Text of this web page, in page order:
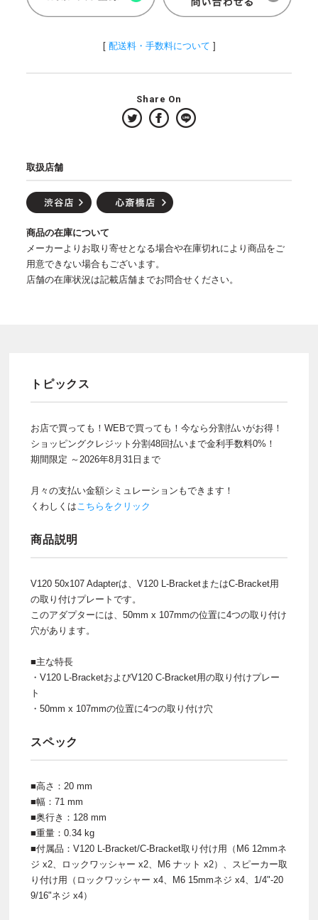
[ 配送料・手数料について ]
Share On
取扱店舗
商品の在庫について
メーカーよりお取り寄せとなる場合や在庫切れにより商品をご
用意できない場合もございます。
店舗の在庫状況は記載店舗までお問合せください。
トピックス
お店で買っても！WEBで買っても！今なら分割払いがお得！
ショッピングクレジット分割48回払いまで金利手数料0%！
期間限定 ～2026年8月31日まで
月々の支払い金額シミュレーションもできます！
くわしくはこちらをクリック
商品説明
V120 50x107 Adapterは、V120 L-BracketまたはC-Bracket用
の取り付けプレートです。
このアダプターには、50mm x 107mmの位置に4つの取り付け
穴があります。
■主な特長
・V120 L-BracketおよびV120 C-Bracket用の取り付けプレー
ト
・50mm x 107mmの位置に4つの取り付け穴
スペック
■高さ：20 mm
■幅：71 mm
■奥行き：128 mm
■重量：0.34 kg
■付属品：V120 L-Bracket/C-Bracket取り付け用（M6 12mmネ
ジ x2、ロックワッシャー x2、M6 ナット x2）、スピーカー取
り付け用（ロックワッシャー x4、M6 15mmネジ x4、1/4"-20
9/16"ネジ x4）